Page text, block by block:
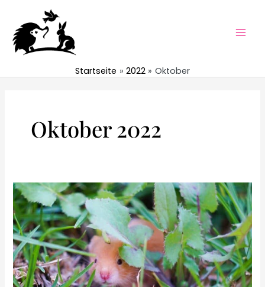
springen
Startseite 2022 Oktober
Oktober 2022